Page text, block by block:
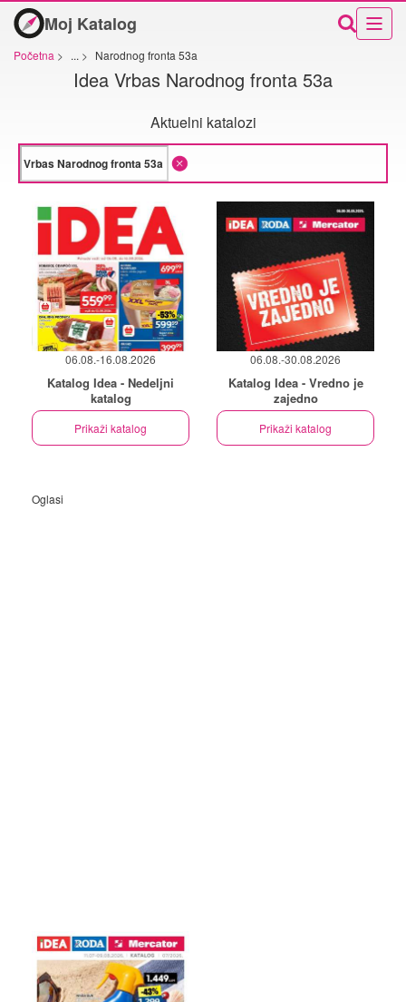
Moj Katalog
Početna > ... > Narodnog fronta 53a
Idea Vrbas Narodnog fronta 53a
Aktuelni katalozi
06.08.-16.08.2026
Katalog Idea - Nedeljni
katalog
Prikaži katalog
06.08.-30.08.2026
Katalog Idea - Vredno je
zajedno
Prikaži katalog
Oglasi